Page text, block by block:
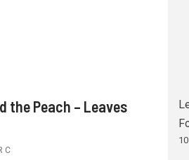
the Peach – Leaves
C